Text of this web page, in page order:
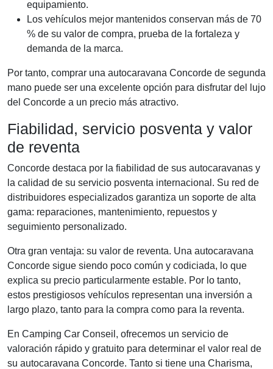
equipamiento.
Los vehículos mejor mantenidos conservan más de 70
% de su valor de compra, prueba de la fortaleza y
demanda de la marca.
Por tanto, comprar una autocaravana Concorde de segunda
mano puede ser una excelente opción para disfrutar del lujo
del Concorde a un precio más atractivo.
Fiabilidad, servicio posventa y valor
de reventa
Concorde destaca por la fiabilidad de sus autocaravanas y
la calidad de su servicio posventa internacional. Su red de
distribuidores especializados garantiza un soporte de alta
gama: reparaciones, mantenimiento, repuestos y
seguimiento personalizado.
Otra gran ventaja: su valor de reventa. Una autocaravana
Concorde sigue siendo poco común y codiciada, lo que
explica su precio particularmente estable. Por lo tanto,
estos prestigiosos vehículos representan una inversión a
largo plazo, tanto para la compra como para la reventa.
En Camping Car Conseil, ofrecemos un servicio de
valoración rápido y gratuito para determinar el valor real de
su autocaravana Concorde. Tanto si tiene una Charisma,